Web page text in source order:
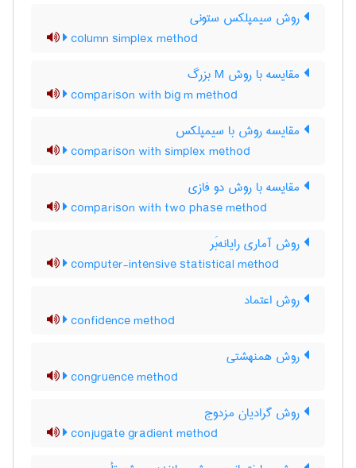
روش سیمپلکس ستونی
column simplex method
مقایسه با روش M بزرگ
comparison with big m method
مقایسه روش با سیمپلکس
comparison with simplex method
مقایسه با روش دو فازی
comparison with two phase method
روش آماری رایانه‌بَر
computer-intensive statistical method
روش اعتماد
confidence method
روش همنهشتی
congruence method
روش گرادیان مزدوج
conjugate gradient method